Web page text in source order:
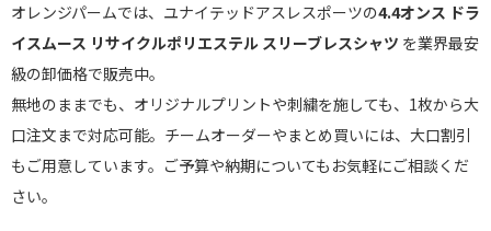
オレンジパームでは、ユナイテッドアスレスポーツの4.4オンス ドラ
イスムース リサイクルポリエステル スリーブレスシャツ を業界最安
級の卸価格で販売中。
無地のままでも、オリジナルプリントや刺繍を施しても、1枚から大
口注文まで対応可能。チームオーダーやまとめ買いには、大口割引
もご用意しています。ご予算や納期についてもお気軽にご相談くだ
さい。